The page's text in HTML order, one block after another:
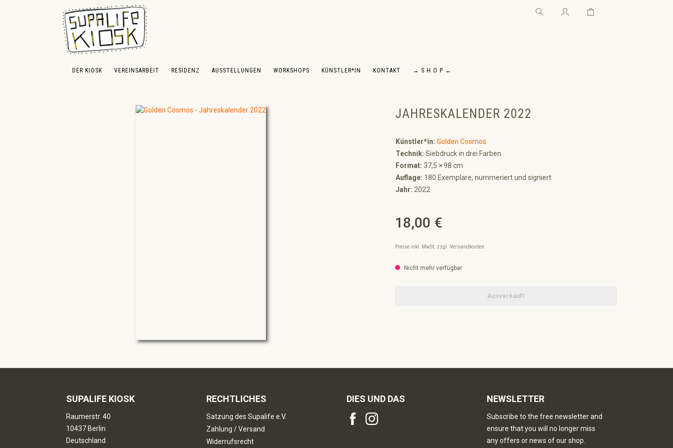
Hauptinhalt springen
Zur Suche springen
Zur Hauptnavigation springen Warenkorb enthält 0
DER KIOSK VEREINSARBEIT RESIDENZ AUSSTELLUNGEN WORKSHOPS KÜNSTLER*IN KONTAKT → S H O P ←
JAHRESKALENDER 2022
Künstler*in: Golden Cosmos
Technik: Siebdruck in drei Farben
Format: 37,5 × 98 cm
Auflage: 180 Exemplare, nummeriert und signiert
Jahr: 2022
Regulärer Preis:
18,00 €
Preise inkl. MwSt. zzgl. Versandkosten
Nicht mehr verfügbar
Ausverkauft
SUPALIFE KIOSK
Raumerstr. 40
10437 Berlin
Deutschland
RECHTLICHES
Satzung des Supalife e.V.
Zahlung / Versand
Widerrufsrecht
DIES UND DAS NEWSLETTER
Subscribe to the free newsletter and
ensure that you will no longer miss
any offers or news of our shop.